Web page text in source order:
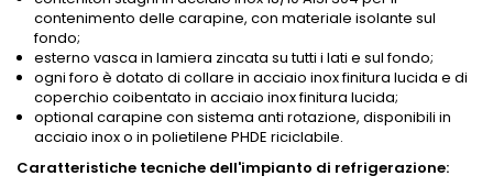
contenimento delle carapine, con materiale isolante sul
fondo;
esterno vasca in lamiera zincata su tutti i lati e sul fondo;
ogni foro è dotato di collare in acciaio inox finitura lucida e di
coperchio coibentato in acciaio inox finitura lucida;
optional carapine con sistema anti rotazione, disponibili in
acciaio inox o in polietilene PHDE riciclabile.
Caratteristiche tecniche dell'impianto di refrigerazione: